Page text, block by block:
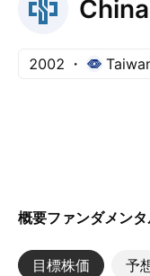
2002
概要ファンダメン
目標株価 予